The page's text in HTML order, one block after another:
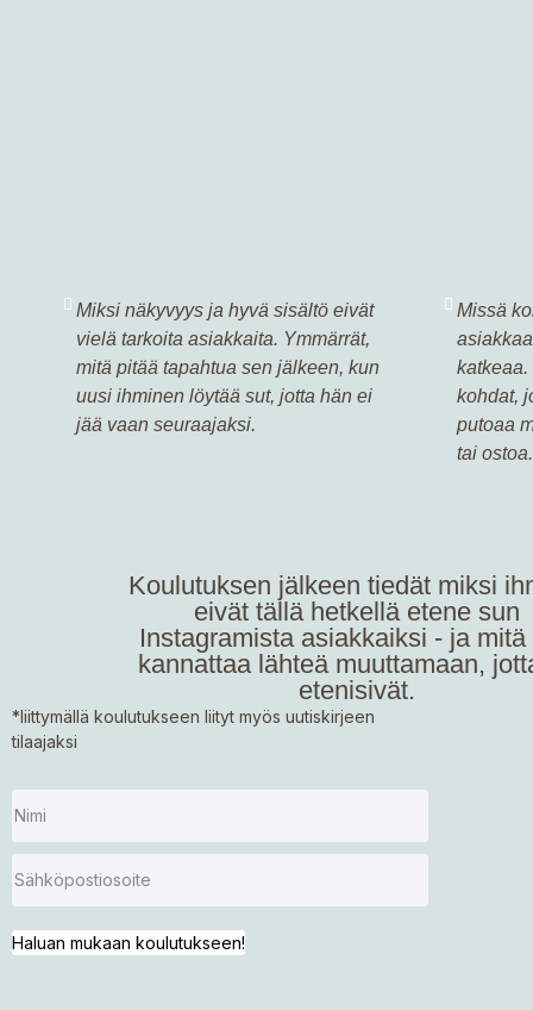
Miksi näkyvyys ja hyvä sisältö eivät
vielä tarkoita asiakkaita. Ymmärrät,
mitä pitää tapahtua sen jälkeen, kun
uusi ihminen löytää sut, jotta hän ei
jää vaan seuraajaksi.
Missä
kohdat,
putoaa
tai ostoa.
Koulutuksen jälkeen tiedät miksi
eivät tällä hetkellä etene sun
Instagramista asiakkaiksi - ja mitä
kannattaa lähteä muuttamaan,
etenisivät.
*liittymällä koulutukseen liityt myös uutiskirjeen
tilaajaksi
Haluan mukaan koulutukseen!